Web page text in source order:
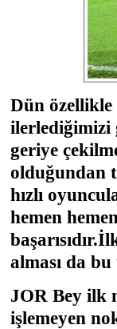
Dün
ilerlediğimizi
geriye
olduğundan
hızlı
hemen
alması da bu
JOR Bey ilk
işlemeyen